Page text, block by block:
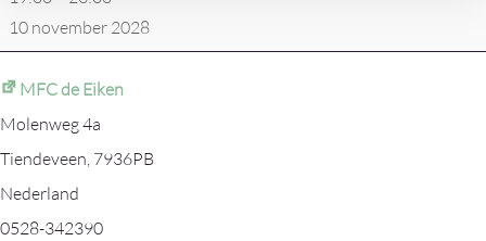
10 november 2028
MFC de Eiken
Molenweg 4a
Tiendeveen, 7936PB
Nederland
0528-342390